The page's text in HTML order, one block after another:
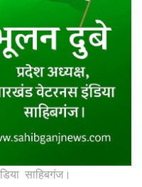
साहिबगंज।